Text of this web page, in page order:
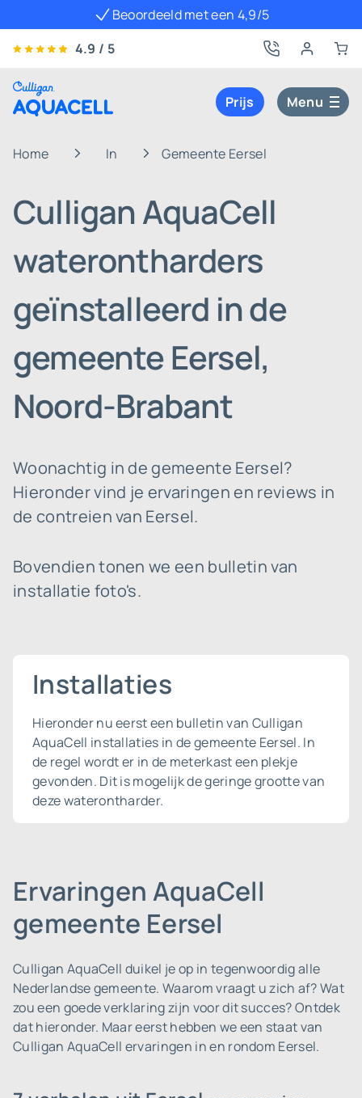
Beoordeeld met een 4,9/5
4.9 / 5
Prijs Menu
Home In Gemeente Eersel
Culligan AquaCell
waterontharders
geïnstalleerd in de
gemeente Eersel,
Noord-Brabant
Woonachtig in de gemeente Eersel?
Hieronder vind je ervaringen en reviews in
de contreien van Eersel.
Bovendien tonen we een bulletin van
installatie foto's.
Installaties
Hieronder nu eerst een bulletin van Culligan
AquaCell installaties in de gemeente Eersel. In
de regel wordt er in de meterkast een plekje
gevonden. Dit is mogelijk de geringe grootte van
deze waterontharder.
Ervaringen AquaCell
gemeente Eersel
Culligan AquaCell duikel je op in tegenwoordig alle
Nederlandse gemeente. Waarom vraagt u zich af? Wat
zou een goede verklaring zijn voor dit succes? Ontdek
dat hieronder. Maar eerst hebben we een staat van
Culligan AquaCell ervaringen in en rondom Eersel.